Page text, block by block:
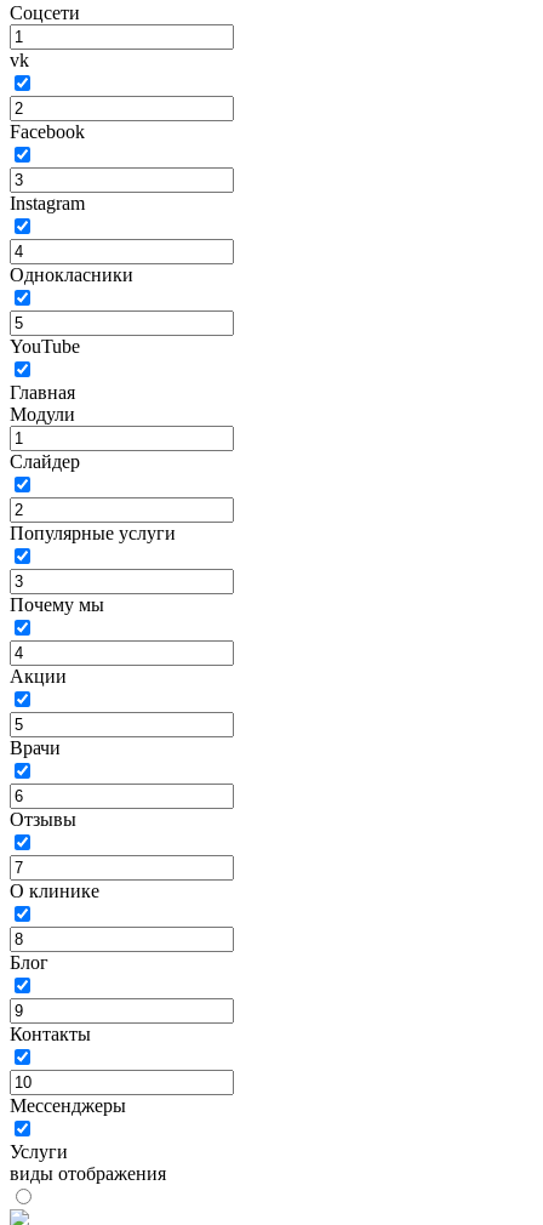
Соцсети
vk
Facebook
Instagram
Однокласники
YouTube
Главная
Модули
Слайдер
Популярные услуги
Почему мы
Акции
Врачи
Отзывы
О клинике
Блог
Контакты
Мессенджеры
Услуги
виды отображения